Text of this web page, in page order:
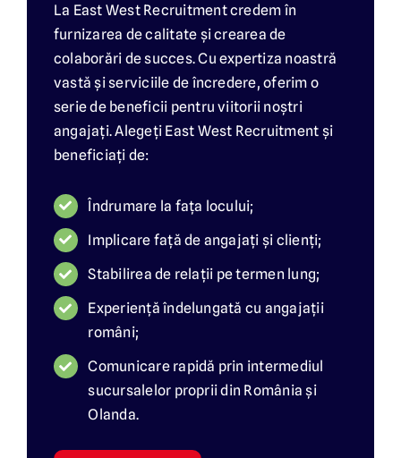
La East West Recruitment credem în
furnizarea de calitate și crearea de
colaborări de succes. Cu expertiza noastră
vastă și serviciile de încredere, oferim o
serie de beneficii pentru viitorii noștri
angajați. Alegeți East West Recruitment și
beneficiați de:
Îndrumare la fața locului;
Implicare față de angajați și clienți;
Stabilirea de relații pe termen lung;
Experiență îndelungată cu angajații
români;
Comunicare rapidă prin intermediul
sucursalelor proprii din România și
Olanda.